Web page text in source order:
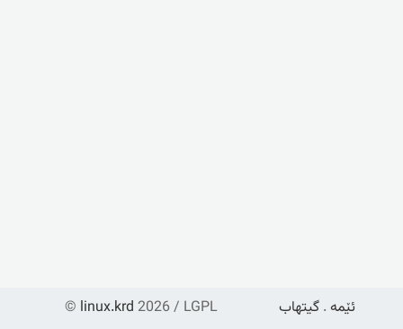
© linux.krd 2026 / LGPL ئێمە . گیتهاب